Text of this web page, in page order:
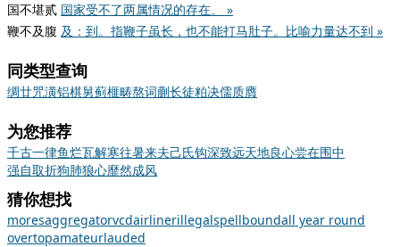
国不堪贰 国家受不了两属情况的存在。 »
鞭不及腹 及：到。指鞭子虽长，也不能打马肚子。比喻力量达不到 »
同类型查询
绸廿咒潢铝棋舅蓟榧畴熬词蒯长徒粕决儒质膺
为您推荐
千古一律鱼烂瓦解寒往暑来夫己氏钩深致远天地良心尝在围中
强自取折狗肺狼心靡然成风
猜你想找
moresaggregatorvcdairlinerillegalspellboundall year round
overtopamateurlauded